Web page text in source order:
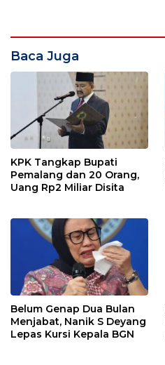
Baca Juga
KPK Tangkap Bupati
Pemalang dan 20 Orang,
Uang Rp2 Miliar Disita
Belum Genap Dua Bulan
Menjabat, Nanik S Deyang
Lepas Kursi Kepala BGN